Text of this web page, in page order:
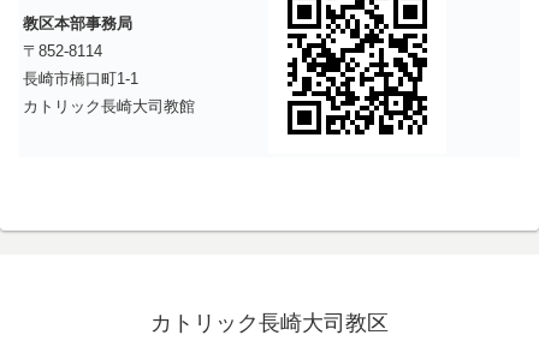
教区本部事務局
〒852-8114
長崎市橋口町1-1
カトリック長崎大司教館
カトリック長崎大司教区